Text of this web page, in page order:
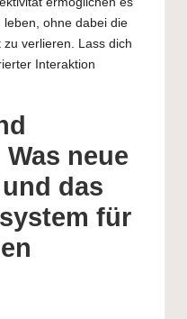
leben, ohne dabei die
verlieren. Lass dich
Interaktion
neue
das
für